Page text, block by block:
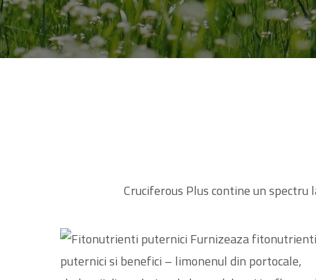
Cruciferous Plus contine un